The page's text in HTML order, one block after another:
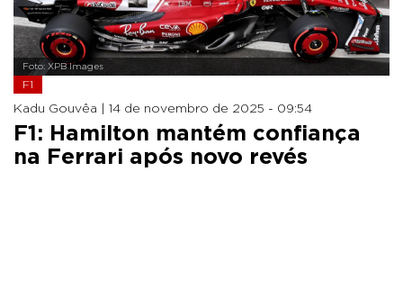
Foto: XPB Images
F1
Kadu Gouvêa | 14 de novembro de 2025 - 09:54
F1: Hamilton mantém confiança
na Ferrari após novo revés